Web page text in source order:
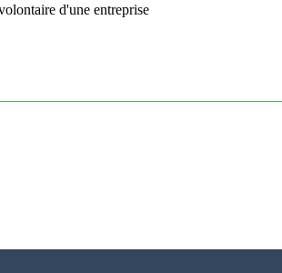
d'une entreprise